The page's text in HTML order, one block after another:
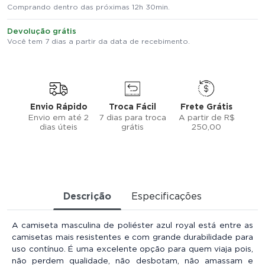
Comprando dentro das próximas 12h 30min.
Devolução grátis
Você tem 7 dias a partir da data de recebimento.
Envio Rápido
Envio em até 2
dias úteis
Troca Fácil
7 dias para troca
grátis
Frete Grátis
A partir de R$
250,00
Descrição Especificações
A camiseta masculina de poliéster azul royal está entre as
camisetas mais resistentes e com grande durabilidade para
uso contínuo. É uma excelente opção para quem viaja pois,
não perdem qualidade, não desbotam, não amassam e